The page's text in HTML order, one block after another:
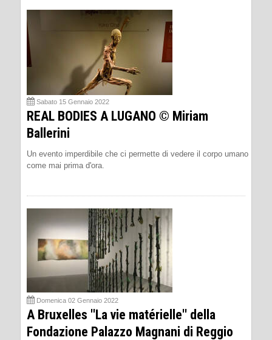
Sabato 15 Gennaio 2022
REAL BODIES A LUGANO © Miriam
Ballerini
Un evento imperdibile che ci permette di vedere il corpo umano
come mai prima d'ora.
Domenica 02 Gennaio 2022
A Bruxelles ''La vie matérielle'' della
Fondazione Palazzo Magnani di Reggio